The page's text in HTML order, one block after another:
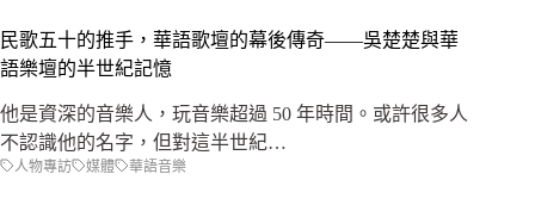
民歌五十的推手，華語歌壇的幕後傳奇——吳楚楚與華
語樂壇的半世紀記憶
他是資深的音樂人，玩音樂超過 50 年時間。或許很多人
不認識他的名字，但對這半世紀…
人物專訪 媒體 華語音樂